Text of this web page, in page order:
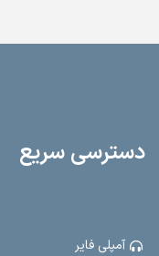
عرض 35 سانتیمتر و ارتفاع 58 سانتیمتر - مناسب برای هر فضا.
دسترسی سریع
آمپلی فایر